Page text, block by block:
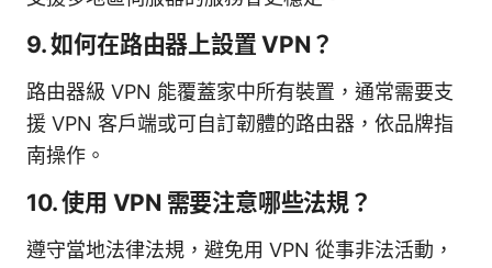
9. 如何在路由器上設置 VPN？
路由器級 VPN 能覆蓋家中所有裝置，通常需要支
援 VPN 客戶端或可自訂韌體的路由器，依品牌指
南操作。
10. 使用 VPN 需要注意哪些法規？
遵守當地法律法規，避免用 VPN 從事非法活動，